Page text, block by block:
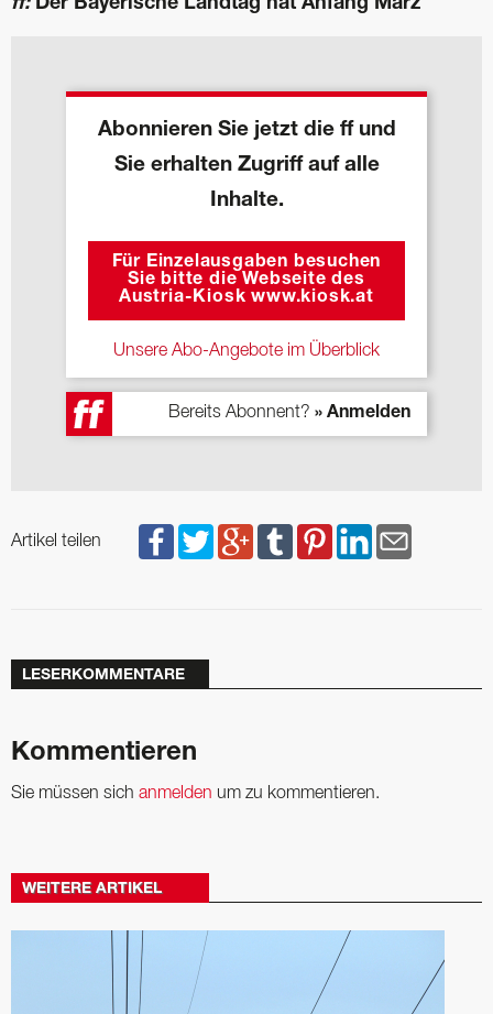
ff: Der Bayerische Landtag hat Anfang März
Abonnieren Sie jetzt die ff und
Sie erhalten Zugriff auf alle
Inhalte.
Für Einzelausgaben besuchen
Sie bitte die Webseite des
Austria-Kiosk www.kiosk.at
Unsere Abo-Angebote im Überblick
Bereits Abonnent? » Anmelden
Artikel teilen
LESERKOMMENTARE
Kommentieren
Sie müssen sich anmelden um zu kommentieren.
WEITERE ARTIKEL